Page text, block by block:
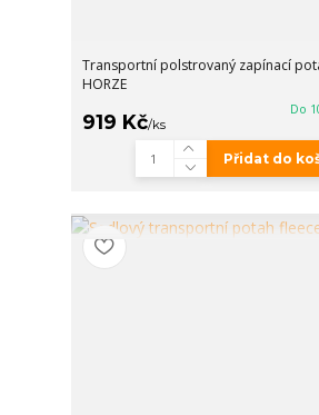
Transportní polstrovaný zapínací
HORZE
919 Kč/ks
Do
Přidat do